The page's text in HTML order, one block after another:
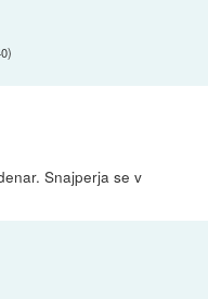
)
Snajperja se v